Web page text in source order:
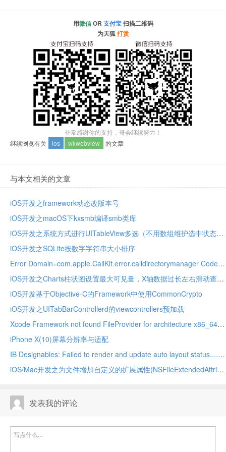
用微信OR 支付宝扫描二维码
为天狐打赏
非常感谢你的支持，哥会继续努力！
继续浏览有关
ios wkwebview 的文章
与本文相关的文章
iOS开发之framework动态改版本号
iOS开发之macOS下kxsmb编译smb类库
iOS开发之系统方式进行UITableView多选（不用数组维护选中状态）
iOS开发之SQLite按数字字符串大小排序
Error Domain=com.apple.CallKit.error.calldirectorymanager Code
iOS开发之Charts柱状图设置最大可见量，X轴数据过长左右滑动查看
iOS开发基于Objective-C的Framework中使用CommonCrypto
iOS开发之UITabBarControllerd的viewcontrollers预加载
Xcode Framework not found FileProvider for architecture x86_64/arm64
iPhone X(10)屏幕分辨率与适配
IB Designables: Failed to render and update auto layout status....,no suitable image found
iOS/Mac开发之为文件增加自定义的扩展属性(NSFileExtendedAttributes)
发表我的评论